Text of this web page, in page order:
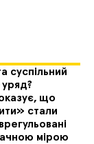
суспільний
що
стали
мірою